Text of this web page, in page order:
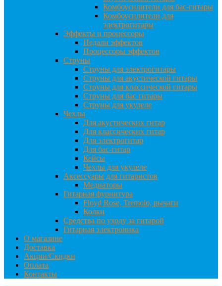
Комбоусилители для бас-гитары
Комбоусилители для
электрогитары
Эффекты и процессоры
Педали эффектов
Процессоры эффектов
Струны
Струны для электрогитары
Струны для акустической гитары
Струны для классической гитары
Струны для бас гитары
Струны для укулеле
Чехлы
Для акустических гитар
Для классических гитар
Для электрогитар
Для бас-гитар
Кейсы
Чехлы для укулеле
Аксессуары для гитаристов
Медиаторы
Гитарная фурнитура
Floyd Rose, Tremolo, рычаги
Колки
Средства по уходу за гитарой
Гитарная электроника
О магазине
Доставка
Акции/Скидки
Оплата
Контакты